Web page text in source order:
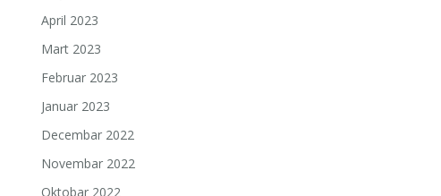
April 2023
Mart 2023
Februar 2023
Januar 2023
Decembar 2022
Novembar 2022
Oktobar 2022